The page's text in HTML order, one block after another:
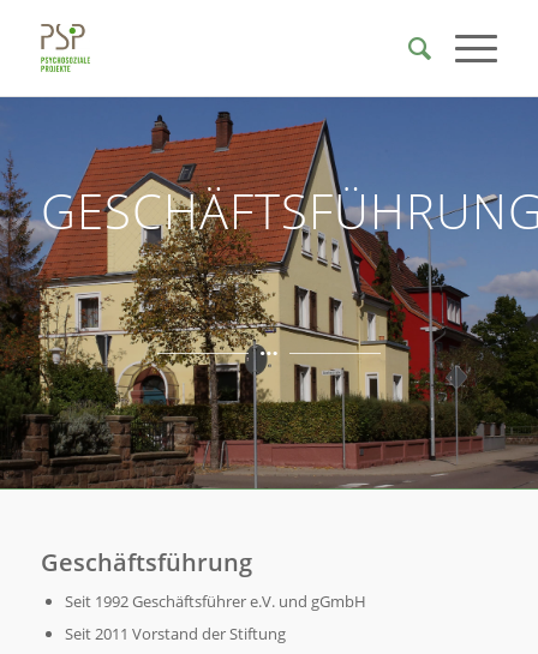
Geschäftsführung
Seit 1992 Geschäftsführer e.V. und gGmbH
Seit 2011 Vorstand der Stiftung